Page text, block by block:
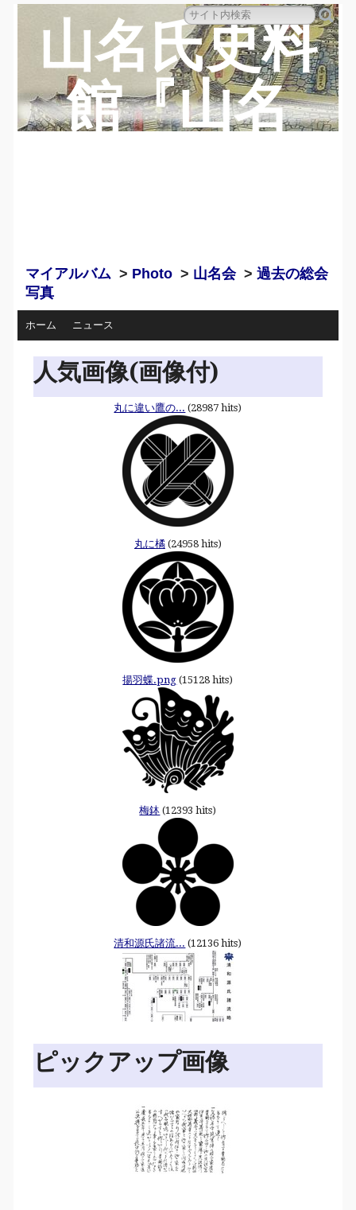
山名氏史料
館『山名
マイアルバム > Photo > 山名会>過去の総会
写真
ホーム ニュース
人気画像(画像付)
丸に違い鷹の... (28987 hits)
丸に橘(24958 hits)
揚羽蝶.png (15128 hits)
梅鉢 (12393 hits)
清和源氏諸流... (12136 hits)
ピックアップ画像